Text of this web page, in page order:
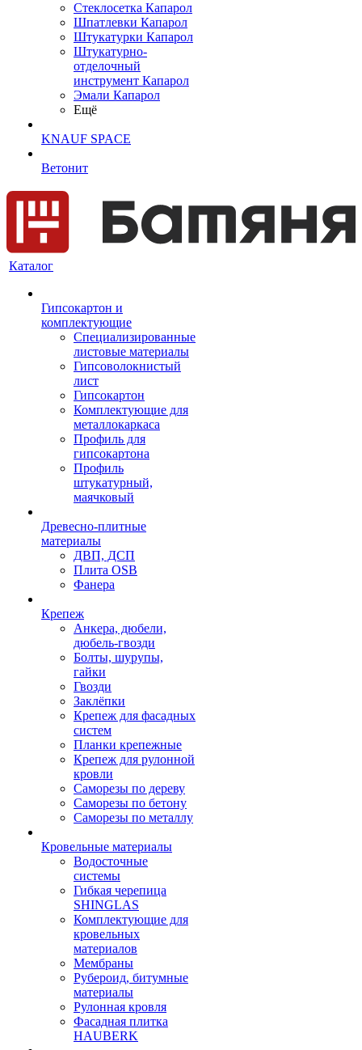
Cтеклосетка Капарол
Шпатлевки Капарол
Штукатурки Капарол
Штукатурно-
отделочный
инструмент Капарол
Эмали Капарол
Ещё
KNAUF SPACE
Ветонит
Каталог
Гипсокартон и
комплектующие
Специализированные
листовые материалы
Гипсоволокнистый
лист
Гипсокартон
Комплектующие для
металлокаркаса
Профиль для
гипсокартона
Профиль
штукатурный,
маячковый
Древесно-плитные
материалы
ДВП, ДСП
Плита OSB
Фанера
Крепеж
Анкера, дюбели,
дюбель-гвозди
Болты, шурупы,
гайки
Гвозди
Заклёпки
Крепеж для фасадных
систем
Планки крепежные
Крепеж для рулонной
кровли
Саморезы по дереву
Саморезы по бетону
Саморезы по металлу
Кровельные материалы
Водосточные
системы
Гибкая черепица
SHINGLAS
Комплектующие для
кровельных
материалов
Мембраны
Рубероид, битумные
материалы
Рулонная кровля
Фасадная плитка
HAUBERK